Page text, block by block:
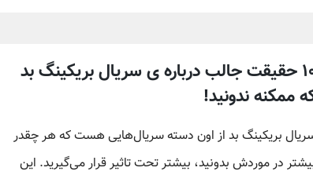
۱۰ حقیقت جالب درباره ی سریال بریکینگ بد
ممکنه ندونید!
بریکینگ بد از اون دسته سریال‌هایی هست که هر چقدر
در موردش بدونید، بیشتر تحت تاثیر قرار می‌گیرید. این